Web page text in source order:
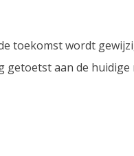
toekomst wordt
aan de